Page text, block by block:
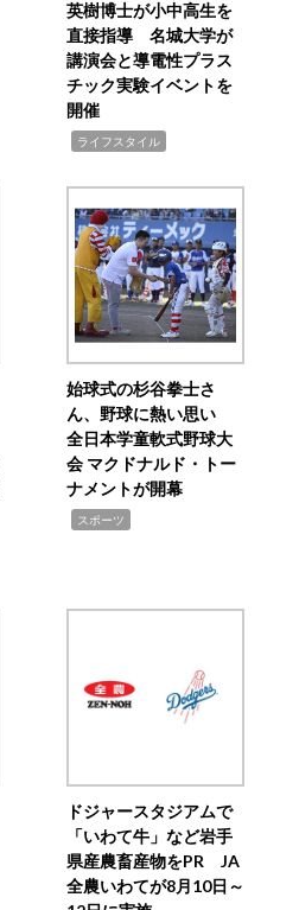
英樹博士が小中高生を
直接指導 名城大学が
講演会と導電性プラス
チック実験イベントを
開催
ライフスタイル
始球式の杉谷拳士さ
ん、野球に熱い思い
全日本学童軟式野球大
会 マクドナルド・トー
ナメントが開幕
スポーツ
ドジャースタジアムで
「いわて牛」など岩手
県産農畜産物をPR JA
全農いわてが8月10日～